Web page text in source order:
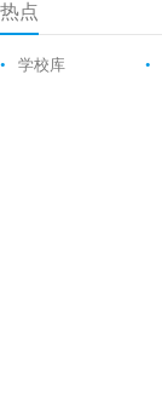
热点
• 学校库 •